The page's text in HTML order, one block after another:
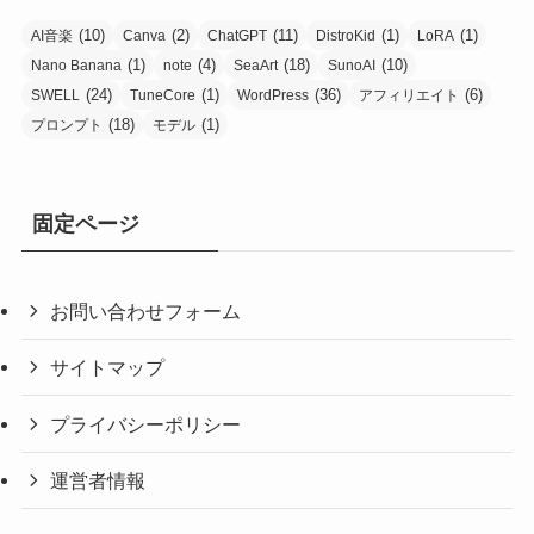
AI音楽 (10) Canva (2) ChatGPT (11) DistroKid (1) LoRA (1)
Nano Banana (1) note (4) SeaArt(18) SunoAI (10)
SWELL (24) TuneCore (1) WordPress (36) アフィリエイト (6)
プロンプト (18) モデル (1)
固定ページ
お問い合わせフォーム
サイトマップ
プライバシーポリシー
運営者情報